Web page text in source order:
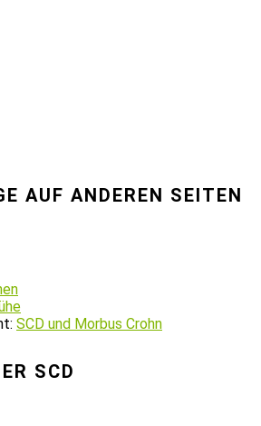
AUF ANDEREN SEITEN
SCD und Morbus Crohn
SCD